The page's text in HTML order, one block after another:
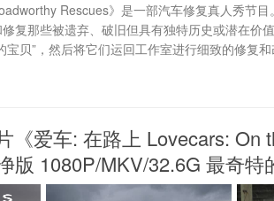
Rescues》是一部汽车修复真人秀节
复那些被遗弃、破旧但具有独特历史或潜在价
宝贝”，然后将它们运回工作室进行细致的修复
《爱车: 在路上 Lovecars: On
版 1080P/MKV/32.6G 最奇特